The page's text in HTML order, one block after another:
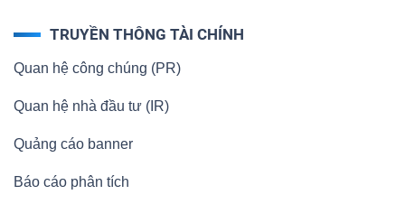
TRUYỀN THÔNG TÀI CHÍNH
Quan hệ công chúng (PR)
Quan hệ nhà đầu tư (IR)
Quảng cáo banner
Báo cáo phân tích